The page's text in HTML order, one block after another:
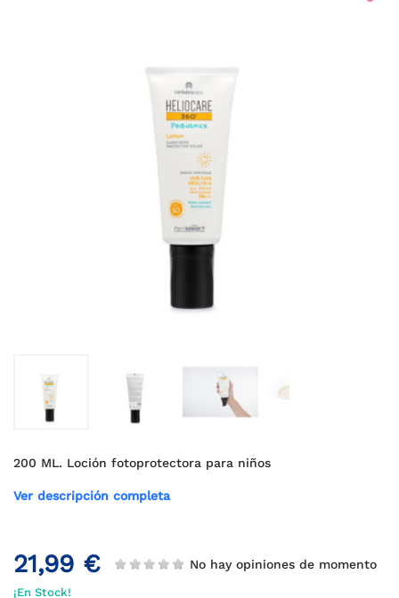
200 ML. Loción fotoprotectora para niños
Ver descripción completa
21,99 € No hay opiniones de momento
¡En Stock!